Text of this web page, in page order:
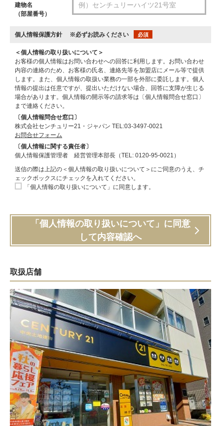
建物名
（部屋番号）
個人情報保護方針 ※必ずお読みください 必須
＜個人情報の取り扱いについて＞
お客様の個人情報はお問い合わせへの回答に利用します。お問い合わせ
内容の連絡のため、お客様の氏名、連絡先等を加盟店にメール等で提供
します。また、個人情報の取扱い業務の一部を外部に委託します。個人
情報の提出は任意ですが、提出いただけない場合、回答に支障が生じる
場合があります。個人情報の開示等の請求等は〔個人情報問合せ窓口〕
まで連絡ください。
〔個人情報問合せ窓口〕
株式会社センチュリー21・ジャパン TEL:03-3497-0021
お問合せフォーム
〔個人情報に関する責任者〕
個人情報保護管理者 経営管理本部長（TEL: 0120-95-0021）
送信の際は上記の＜個人情報の取り扱いについて＞にご同意のうえ、チ
ェックボックスにチェックを入れてください。
「個人情報の取り扱いについて」に同意します。
「個人情報の取り扱いについて」に同意
して内容確認へ
取扱店舗